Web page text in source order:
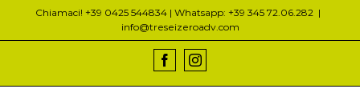
contenuto
Chiamaci! +39 0425 544834 | Whatsapp: +39 345 72.06.282 |
info@treseizeroadv.com
FacebookInstagram